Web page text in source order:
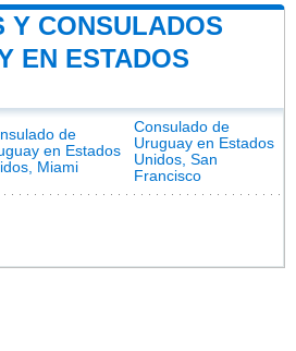
Y CONSULADOS
EN ESTADOS
de
en Estados
Miami
Consulado de
Uruguay en Estados
Unidos, San
Francisco